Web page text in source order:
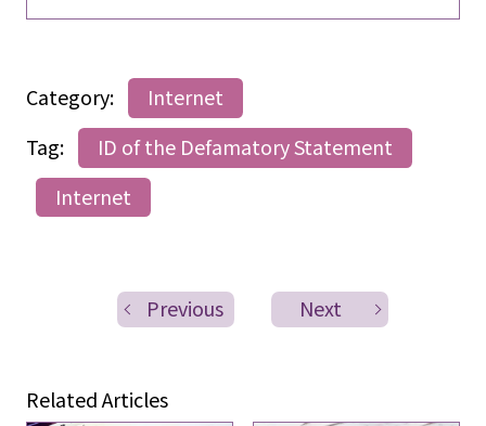
Category:
Internet
Tag:
ID of the Defamatory Statement
Internet
Previous Next
Related Articles